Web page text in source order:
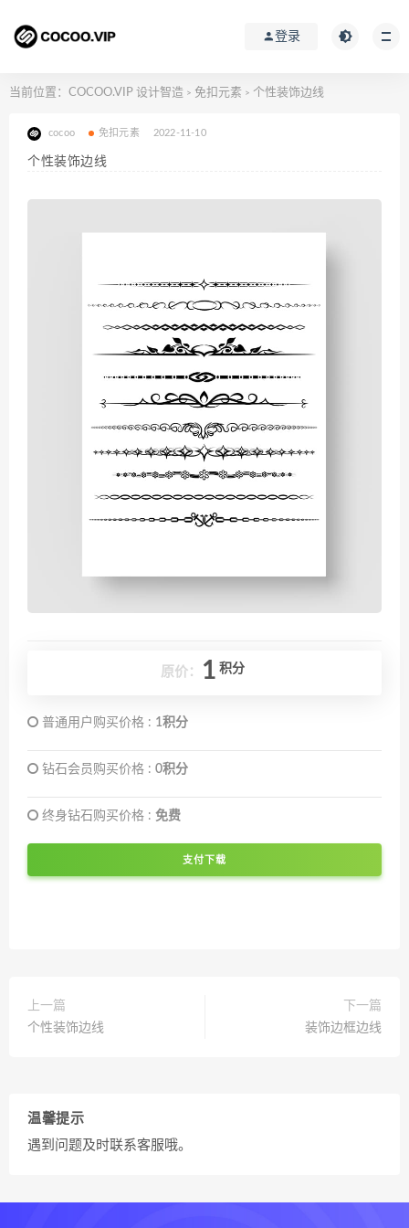
登录
当前位置： COCOO.VIP 设计智造 > 免扣元素 > 个性装饰边线
cocoo 免扣元素 2022-11-10
个性装饰边线
原价： 1 积分
普通用户购买价格 : 1积分
钻石会员购买价格 : 0积分
终身钻石购买价格 : 免费
支付下载
上一篇
个性装饰边线
下一篇
装饰边框边线
温馨提示
遇到问题及时联系客服哦。